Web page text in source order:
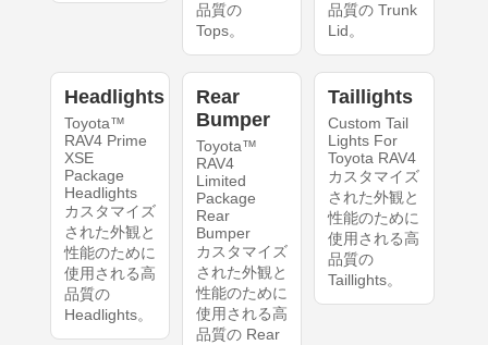
品質の
Tops。
品質の Trunk
Lid。
Headlights
Toyota™
RAV4 Prime
XSE
Package
Headlights
カスタマイズ
された外観と
性能のために
使用される高
品質の
Headlights。
Rear
Bumper
Toyota™
RAV4
Limited
Package
Rear
Bumper
カスタマイズ
された外観と
性能のために
使用される高
品質の Rear
Taillights
Custom Tail
Lights For
Toyota RAV4
カスタマイズ
された外観と
性能のために
使用される高
品質の
Taillights。